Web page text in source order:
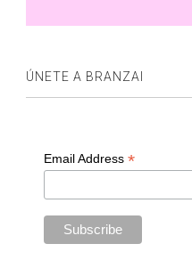
ÚNETE A BRANZAI
Email Address *